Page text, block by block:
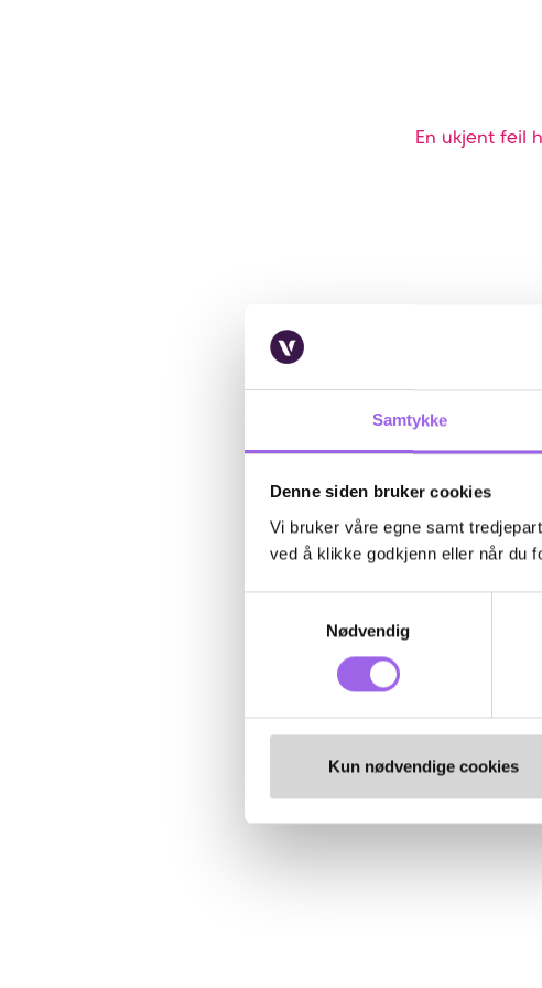
Samtykke
Denne siden bruker cookies
Vi bruker våre egne samt
ved å klikke godkjenn eller når du
Nødvendig
Kun nødvendige cookies
En ukjent feil